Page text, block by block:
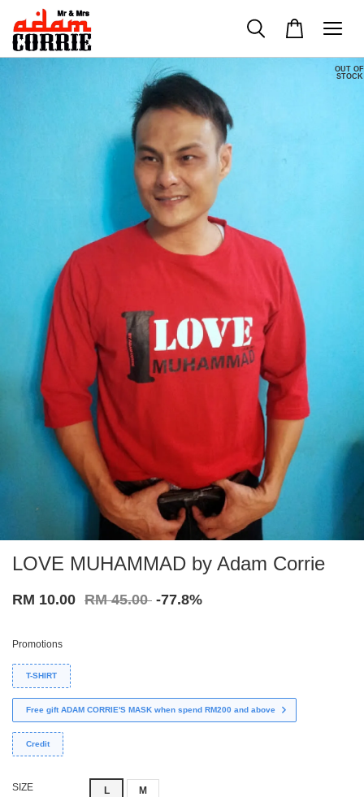
OUT OF
STOCK
LOVE MUHAMMAD by Adam Corrie
RM 10.00 RM 45.00 -77.8%
Promotions
T-SHIRT
Free gift ADAM CORRIE'S MASK when spend RM200 and above
Credit
SIZE L M